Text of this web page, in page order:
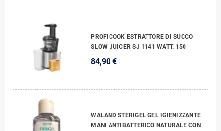
PROFICOOK ESTRATTORE DI SUCCO
SLOW JUICER SJ 1141 WATT. 150
84,90 €
WALAND STERIGEL GEL IGIENIZZANTE
MANI ANTIBATTERICO NATURALE CON